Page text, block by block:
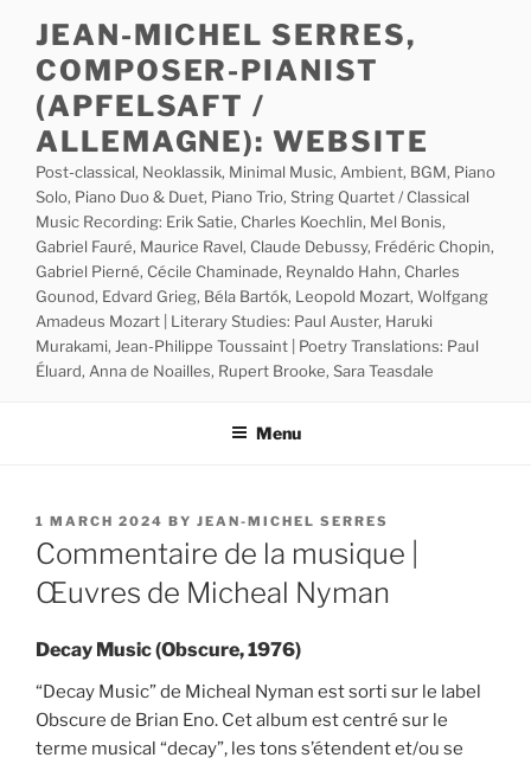
content
JEAN-MICHEL SERRES,
COMPOSER-PIANIST
(APFELSAFT /
ALLEMAGNE): WEBSITE
Post-classical, Neoklassik, Minimal Music, Ambient, BGM, Piano
Solo, Piano Duo & Duet, Piano Trio, String Quartet / Classical
Music Recording: Erik Satie, Charles Koechlin, Mel Bonis,
Gabriel Fauré, Maurice Ravel, Claude Debussy, Frédéric Chopin,
Gabriel Pierné, Cécile Chaminade, Reynaldo Hahn, Charles
Gounod, Edvard Grieg, Béla Bartók, Leopold Mozart, Wolfgang
Amadeus Mozart | Literary Studies: Paul Auster, Haruki
Murakami, Jean-Philippe Toussaint | Poetry Translations: Paul
Éluard, Anna de Noailles, Rupert Brooke, Sara Teasdale
Menu
POSTED
ON
1 MARCH 2024 BY JEAN-MICHEL SERRES
Commentaire de la musique |
Œuvres de Micheal Nyman
Decay Music (Obscure, 1976)
“Decay Music” de Micheal Nyman est sorti sur le label
Obscure de Brian Eno. Cet album est centré sur le
terme musical “decay”, les tons s’étendent et/ou se